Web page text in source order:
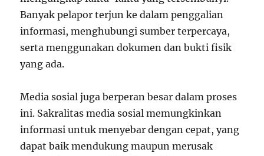
Banyak pelapor terjun ke dalam penggalian
informasi, menghubungi sumber terpercaya,
serta menggunakan dokumen dan bukti fisik
yang ada.
Media sosial juga berperan besar dalam proses
ini. Sakralitas media sosial memungkinkan
informasi untuk menyebar dengan cepat, yang
dapat baik mendukung maupun merusak